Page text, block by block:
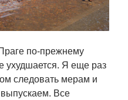
по-прежнему
ухудшается. Я еще раз
следовать мерам и
Все